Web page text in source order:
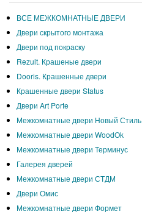
ВСЕ МЕЖКОМНАТНЫЕ ДВЕРИ
Двери скрытого монтажа
Двери под покраску
Rezult. Крашеные двери
Dooris. Крашенные двери
Крашенные двери Status
Двери Art Porte
Межкомнатные двери Новый Стиль
Межкомнатные двери WoodOk
Межкомнатные двери Терминус
Галерея дверей
Межкомнатные двери СТДМ
Двери Омис
Межкомнатные двери Формет